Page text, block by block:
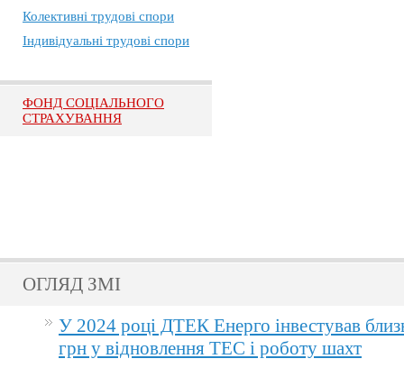
Колективні трудові спори
Індивідуальні трудові спори
ФОНД СОЦІАЛЬНОГО
СТРАХУВАННЯ
ОГЛЯД ЗМІ
У 2024 році ДТЕК Енерго інвестував
грн у відновлення ТЕС і роботу шахт